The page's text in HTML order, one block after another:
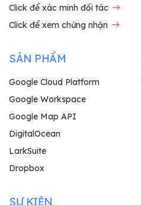
Click để xác minh đối tác
Click để xem chứng nhận
SẢN PHẨM
Google Cloud Platform
Google Workspace
Google Map API
DigitalOcean
LarkSuite
Dropbox
SỰ KIỆN